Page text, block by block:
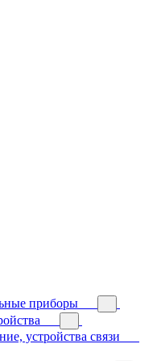
приборы
устройства связи